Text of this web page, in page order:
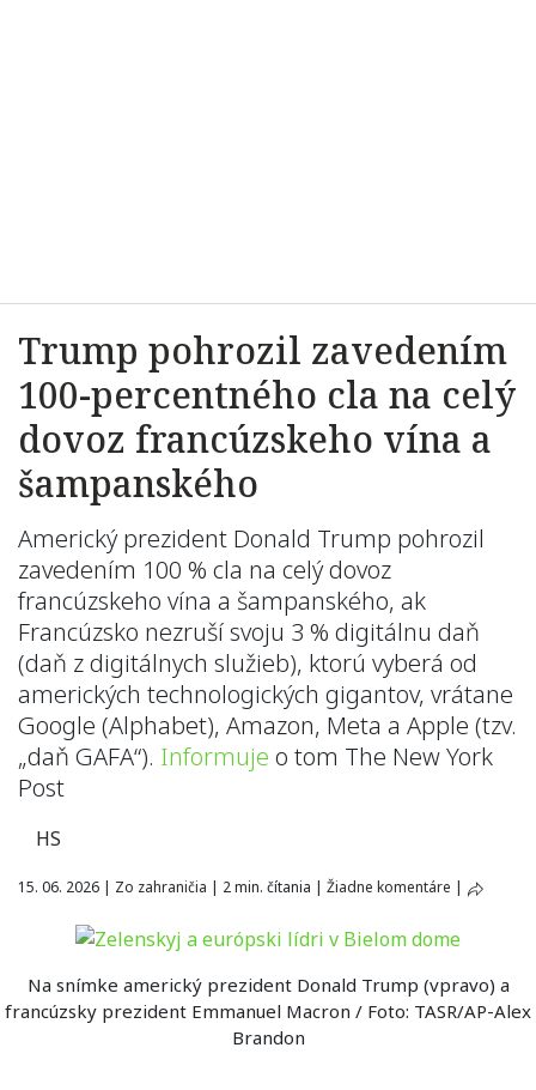
Trump pohrozil zavedením
100-percentného cla na celý
dovoz francúzskeho vína a
šampanského
Americký prezident Donald Trump pohrozil
zavedením 100 % cla na celý dovoz
francúzskeho vína a šampanského, ak
Francúzsko nezruší svoju 3 % digitálnu daň
(daň z digitálnych služieb), ktorú vyberá od
amerických technologických gigantov, vrátane
Google (Alphabet), Amazon, Meta a Apple (tzv.
„daň GAFA“). Informuje o tom The New York
Post
HS
15. 06. 2026 | Zo zahraničia | 2 min. čítania | Žiadne komentáre |
Na snímke americký prezident Donald Trump (vpravo) a
francúzsky prezident Emmanuel Macron / Foto: TASR/AP-Alex
Brandon